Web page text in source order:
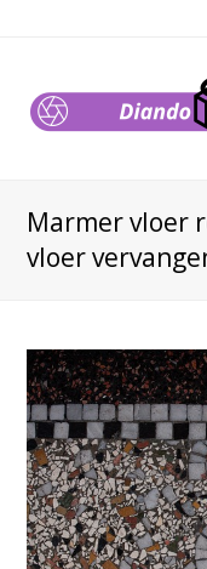
Marmer vloer
vloer